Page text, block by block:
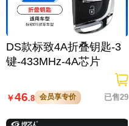
DS款标致4A折叠钥匙-3
键-433MHz-4A芯片
￥46.8 会员享专价 已售29